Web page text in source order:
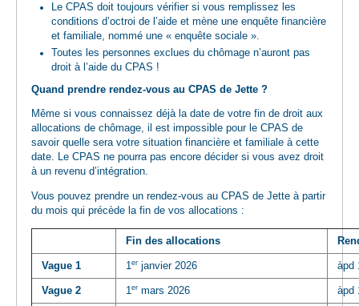
Le CPAS doit toujours vérifier si vous remplissez les
conditions d’octroi de l’aide et mène une enquête financière
et familiale, nommé une « enquête sociale ».
Toutes les personnes exclues du chômage n’auront pas
droit à l’aide du CPAS !
Quand prendre rendez-vous au CPAS de Jette ?
Même si vous connaissez déjà la date de votre fin de droit aux
allocations de chômage, il est impossible pour le CPAS de
savoir quelle sera votre situation financière et familiale à cette
date. Le CPAS ne pourra pas encore décider si vous avez droit
à un revenu d’intégration.
Vous pouvez prendre un rendez-vous au CPAS de Jette à partir
du mois qui précède la fin de vos allocations :
Fin des allocations
Vague 1 1er janvier 2026 àpd
Vague 2 1er mars 2026 àpd